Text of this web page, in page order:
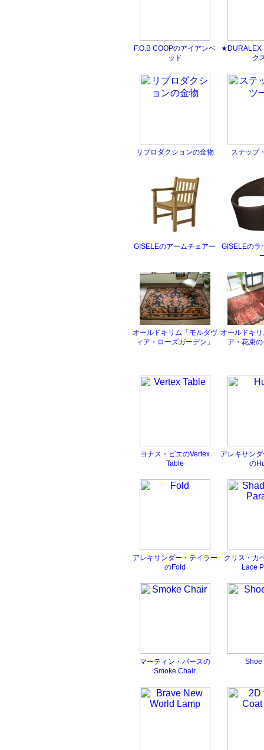
F.O.B COOPのアイアンベ
ッド
★DURALEX
ク
リプロダクションの金物 ステップ
GISELEのアームチェアー
GISELEのラ
オールドキリム「モルダヴ
ィア・ローズガーデン」
オールドキ
ア・花束
ヨナス・ピエのVertex
Table
アレキサン
の
アレキサンダー・テイラー
のFold
クリス・カ
Lace
マーティン・バースの
Smoke Chair
Shoe